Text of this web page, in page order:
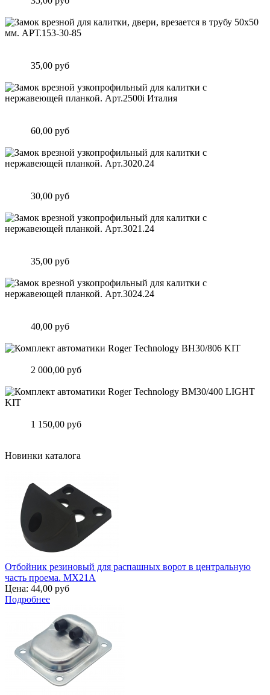
35,00 руб
60,00 руб
30,00 руб
35,00 руб
40,00 руб
2 000,00 руб
1 150,00 руб
Новинки каталога
Отбойник резиновый для распашных ворот в центральную
часть проема. MX21A
Цена: 44,00 руб
Подробнее